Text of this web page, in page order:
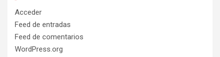
Acceder
Feed de entradas
Feed de comentarios
WordPress.org